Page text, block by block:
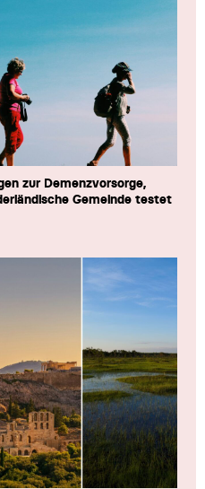
zur Demenzvorsorge,
Gemeinde testet